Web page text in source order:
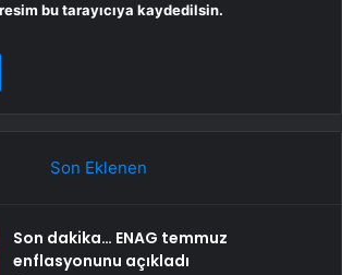
bu tarayıcıya kaydedilsin.
Son Eklenen
Son dakika… ENAG temmuz
enflasyonunu açıkladı